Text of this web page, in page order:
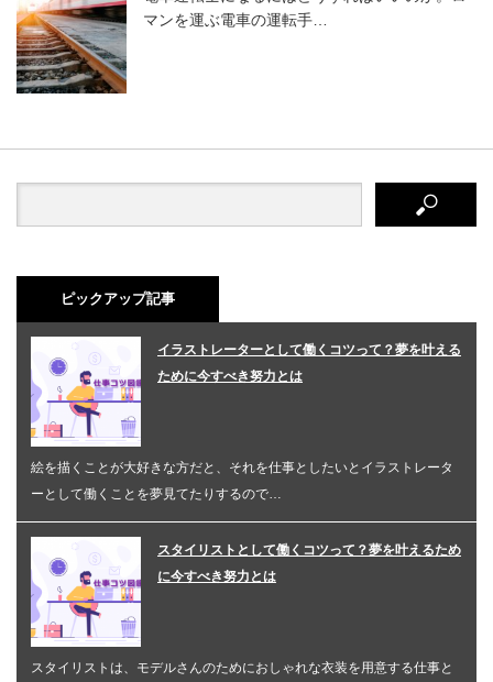
マンを運ぶ電車の運転手…
ピックアップ記事
イラストレーターとして働くコツって？夢を叶える
ために今すべき努力とは
絵を描くことが大好きな方だと、それを仕事としたいとイラストレータ
ーとして働くことを夢見てたりするので…
スタイリストとして働くコツって？夢を叶えるため
に今すべき努力とは
スタイリストは、モデルさんのためにおしゃれな衣装を用意する仕事と